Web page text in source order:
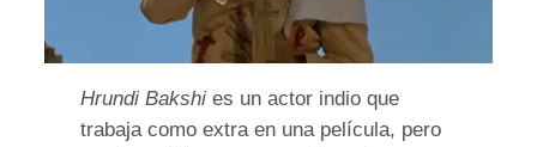
Hrundi Bakshi es un actor indio que
trabaja como extra en una película, pero